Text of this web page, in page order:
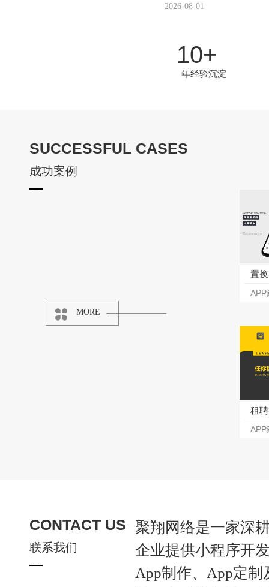
2026-08-01
10+
年经验沉淀
SUCCESSFUL CASES
成功案例
 MORE
置
APP
租
APP
CONTACT US
联系我们
聚翔网络是一家深
企业提供小程序开
App制作、App定